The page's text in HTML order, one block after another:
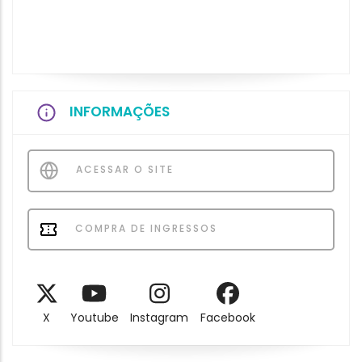
INFORMAÇÕES
ACESSAR O SITE
COMPRA DE INGRESSOS
X Youtube Instagram Facebook